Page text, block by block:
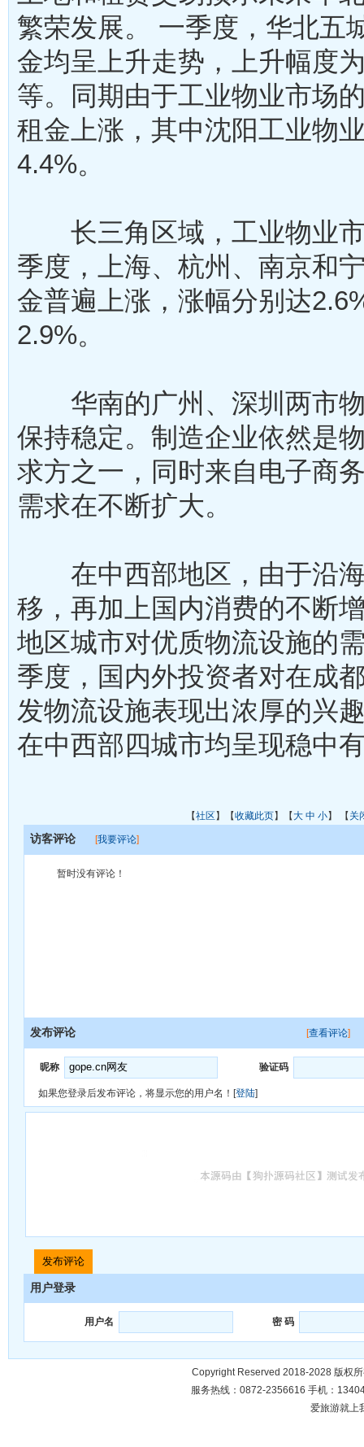
繁荣发展。 一季度，华北五
金均呈上升走势，上升幅度
等。同期由于工业物业市场
租金上涨，其中沈阳工业物
4.4%。
长三角区域，工业物业市
季度，上海、杭州、南京和
金普遍上涨，涨幅分别达
2.9%。
华南的广州、深圳两市物
保持稳定。制造企业依然是
求方之一，同时来自电子商
需求在不断扩大。
在中西部地区，由于沿海
移，再加上国内消费的不断
地区城市对优质物流设施的
季度，国内外投资者对在成
发物流设施表现出浓厚的兴
在中西部四城市均呈现稳中
【社区】【收藏此页】【大 中 小】 【关
访客评论 [我要评论]
暂时没有评论！
发布评论 [查看评论]
昵称 验证码
如果您登录后发布评论，将显示您的用户名！[登陆]
用户登录
用户名 密 码
Copyright Reserved 2018-2028 版权
服务热线：0872-2356616 手机：
爱旅游就上